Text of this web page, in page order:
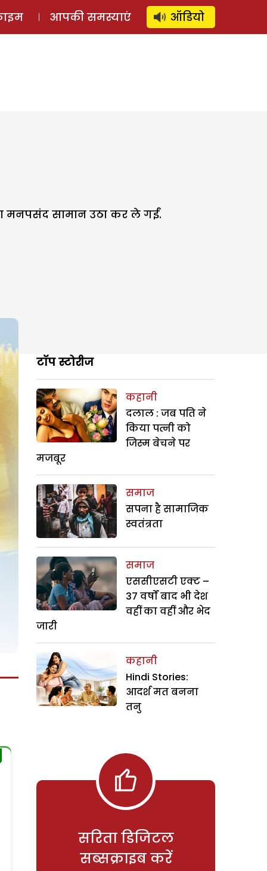
लॉग इन ⚲ SUBSCRIBE
आपकी समस्याएं ऑडियो
मनपसंद सामान उठा कर ले गईं.
टॉप स्टोरीज
कहानी
दलाल : जब पति ने
किया पत्नी को
जिस्म बेचने पर
मजबूर
समाज
सपना है सामाजिक
स्वतंत्रता
समाज
एससीएसटी एक्ट –
37 वर्षों बाद भी देश
वहीं का वहीं और भेद
जारी
कहानी
Hindi Stories:
आदर्श मत बनना
तनु
सरिता डिजिटल
सब्सक्राइब करें